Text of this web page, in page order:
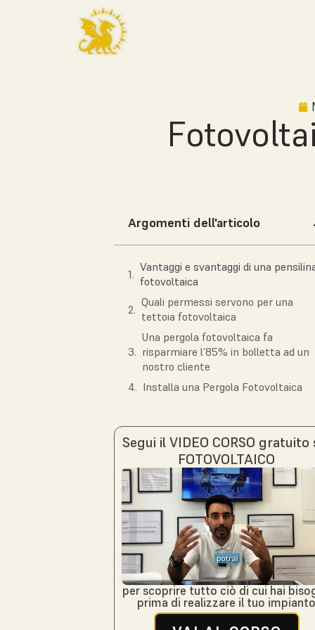
Argomenti dell'articolo
Vantaggi e svantaggi di una
fotovoltaica
Quali permessi servono per una
tettoia fotovoltaica
Una pergola fotovoltaica fa
risparmiare l’85% in bolletta ad un
nostro cliente
Installa una Pergola Fotovoltaica
Segui il VIDEO CORSO gratuito
FOTOVOLTAICO
per scoprire tutto ciò di cui hai
prima di realizzare il tuo impianto